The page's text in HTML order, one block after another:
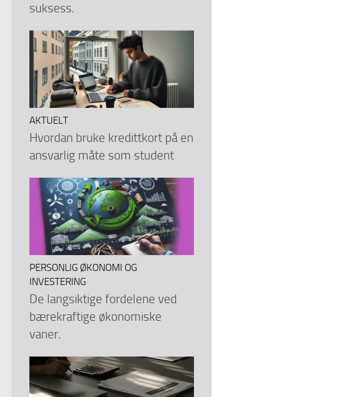
suksess.
AKTUELT
Hvordan bruke kredittkort på en
ansvarlig måte som student
PERSONLIG ØKONOMI OG
INVESTERING
De langsiktige fordelene ved
bærekraftige økonomiske
vaner.